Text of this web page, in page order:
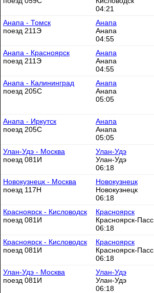
04:21
Анапа - Томск
поезд 211Э
Анапа
Анапа
04:55
Анапа - Красноярск
поезд 211Э
Анапа
Анапа
04:55
Анапа - Калининград
поезд 205С
Анапа
Анапа
05:05
Анапа - Иркутск
поезд 205С
Анапа
Анапа
05:05
Улан-Удэ - Москва
поезд 081И
Улан-Удэ
Улан-Удэ
06:18
Новокузнецк - Москва
поезд 117Н
Новокузнецк
Новокузнецк
06:18
Красноярск - Кисловодск
поезд 081И
Красноярск
Красноярск-Пасс.
06:18
Красноярск - Кисловодск
поезд 081И
Красноярск
Красноярск-Пасс.
06:18
Улан-Удэ - Москва
поезд 081И
Улан-Удэ
Улан-Удэ
06:18